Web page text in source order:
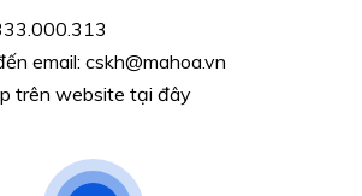
email: cskh@mahoa.vn
trên website tại đây